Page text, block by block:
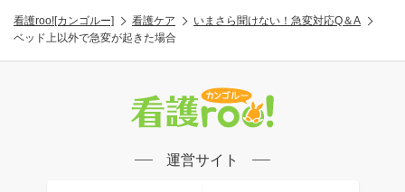
看護roo![カンゴルー] 看護ケア
いまさら聞けない！急変対応Q＆A
ベッド上以外で急変が起きた場合
運営サイト